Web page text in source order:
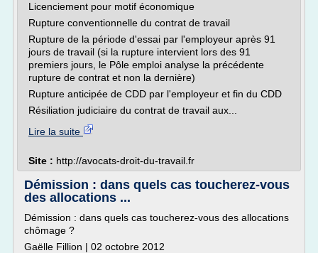
Licenciement pour motif économique
Rupture conventionnelle du contrat de travail
Rupture de la période d'essai par l'employeur après 91
jours de travail (si la rupture intervient lors des 91
premiers jours, le Pôle emploi analyse la précédente
rupture de contrat et non la dernière)
Rupture anticipée de CDD par l'employeur et fin du CDD
Résiliation judiciaire du contrat de travail aux...
Lire la suite
Site : http://avocats-droit-du-travail.fr
Démission : dans quels cas toucherez-vous
des allocations ...
Démission : dans quels cas toucherez-vous des allocations
chômage ?
Gaëlle Fillion | 02 octobre 2012